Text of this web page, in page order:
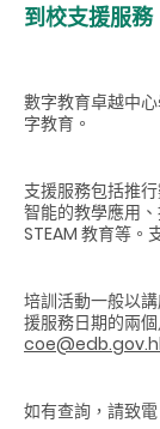
到校支援服務
數字教育卓越中
字教育。
支援服務包括推
智能的教學應用
STEAM 教育等。
培訓活動一般以
援服務日期的兩
如有查詢，請致